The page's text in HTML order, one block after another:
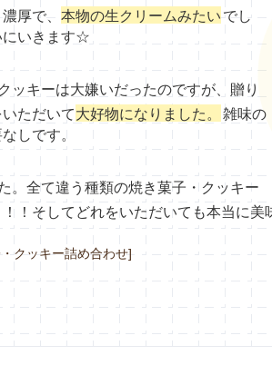
厚で、 本物の生クリームみたい でし
にいきます☆
ッキーは大嫌いだったのですが、贈り
ただいて大好物になりました。
雑味の
しです。
。全て違う種類の焼き菓子・クッキー
！そしてどれをいただいても本当に美
クッキー詰め合わせ]